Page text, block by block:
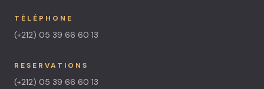
TÉLÉPHONE
(+212) 05 39 66 60 13
RESERVATIONS
(+212) 05 39 66 60 13